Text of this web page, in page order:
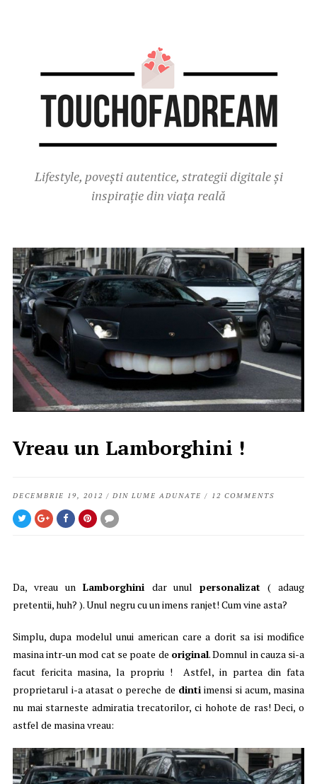
Lifestyle, povești autentice, strategii digitale și
inspirație din viața reală
Vreau un Lamborghini !
DECEMBRIE 19, 2012 / DIN LUME ADUNATE / 12 COMMENTS
Da, vreau un Lamborghini dar unulpersonalizat ( adaug
pretentii, huh? ). Unul negru cu un imens ranjet! Cum vine asta?
Simplu, dupa modelul unui american care a dorit sa isi modifice
masina intr-un mod cat se poate de original. Domnul in cauza si-a
facut fericita masina, la propriu ! Astfel, in partea din fata
proprietarul i-a atasat o pereche de dintiimensi si acum, masina
nu mai starneste admiratia trecatorilor, ci hohote de ras! Deci, o
astfel de masina vreau: